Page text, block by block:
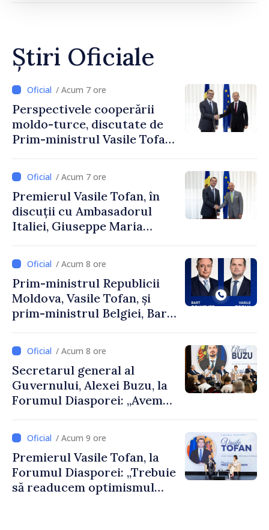
Știri Oficiale
/ Acum 7 ore
Perspectivele cooperării
moldo-turce, discutate de
Prim-ministrul Vasile Tofan
Uygar Mustafa Sertel
/ Acum 7 ore
Premierul Vasile Tofan, în
discuții cu Ambasadorul
Italiei, Giuseppe Maria
/ Acum 8 ore
Prim-ministrul Republicii
Moldova, Vasile Tofan, și
prim-ministrul Belgiei, Bart
despre parcursul european
al Republicii Moldova.
/ Acum 8 ore
Secretarul general al
Guvernului, Alexei Buzu, la
Forumul Diasporei: „Avem
dumneavoastră pentru a
construi comunități mai
puternice”
/ Acum 9 ore
Premierul Vasile Tofan, la
Forumul Diasporei: „Trebuie
să readucem optimismul